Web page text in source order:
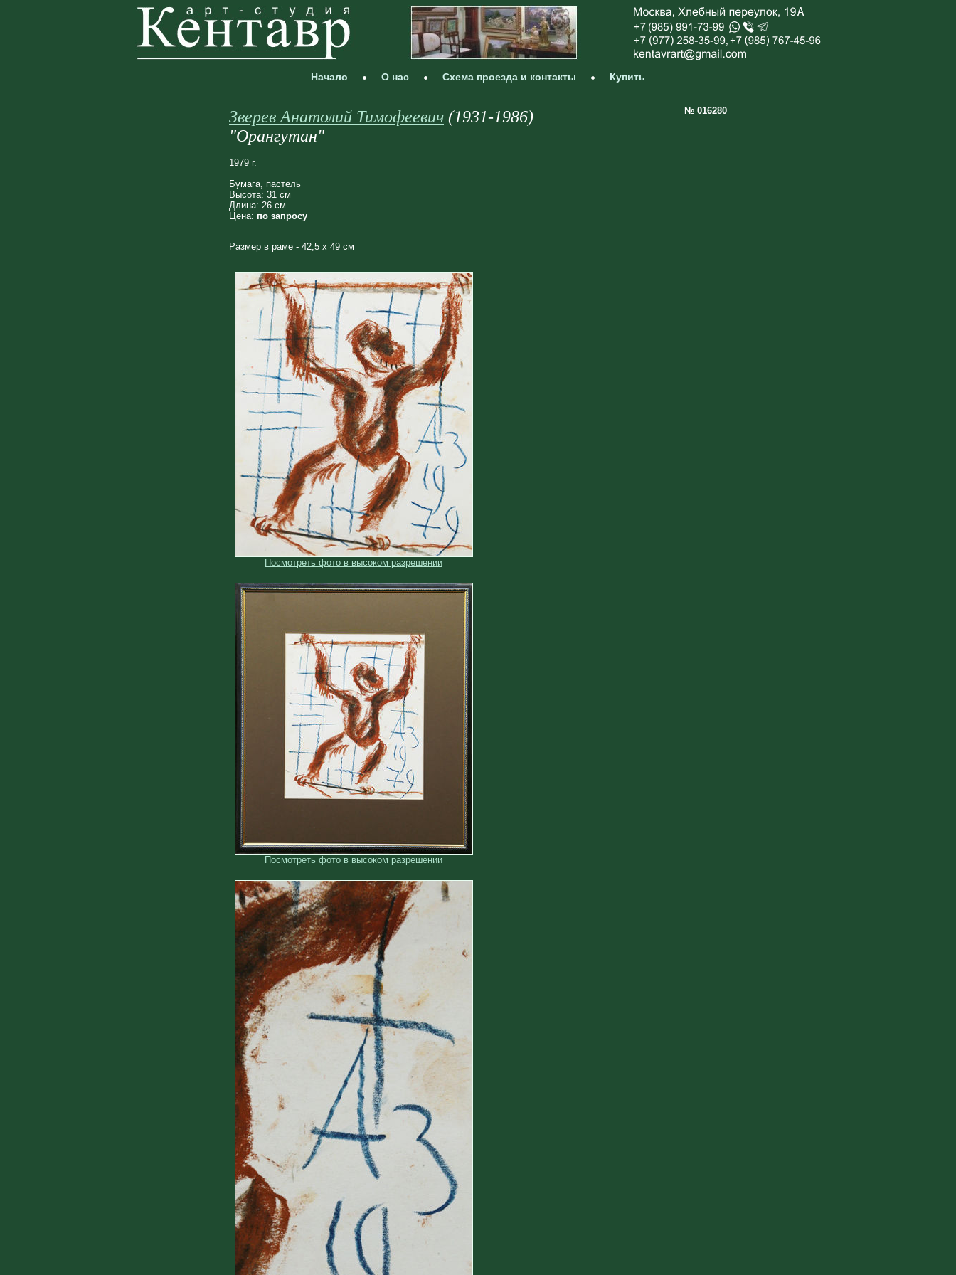
Начало О нас Схема проезда и контакты Купить
Зверев Анатолий Тимофеевич (1931‑1986)
"Орангутан"
1979 г.
Бумага, пастель
Высота: 31 см
Длина: 26 см
Цена: по запросу
№ 016280
Размер в раме - 42,5 х 49 см
Посмотреть фото в высоком разрешении
Посмотреть фото в высоком разрешении